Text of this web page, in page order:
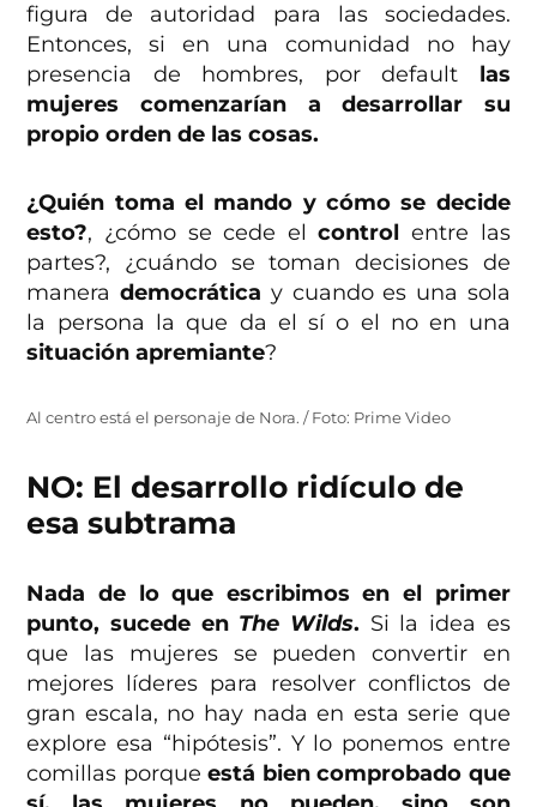
figura de autoridad para las sociedades.
Entonces, si en una comunidad no hay
presencia de hombres, por default las
mujeres comenzarían a desarrollar su
propio orden de las cosas.
¿Quién toma el mando y cómo se decide
esto?, ¿cómo se cede elcontrol entre las
partes?, ¿cuándo se toman decisiones de
manerademocrática y cuando es una sola
la persona la que da el sí o el no en una
situación apremiante?
Al centro está el personaje de Nora. / Foto: Prime Video
NO: El desarrollo ridículo de
esa subtrama
Nada de lo que escribimos en el primer
punto, sucede en The Wilds. Si la idea es
que las mujeres se pueden convertir en
mejores líderes para resolver conflictos de
gran escala, no hay nada en esta serie que
explore esa “hipótesis”. Y lo ponemos entre
comillas porqueestá bien comprobado que